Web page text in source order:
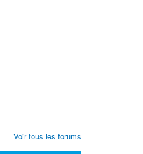
Voir tous les forums